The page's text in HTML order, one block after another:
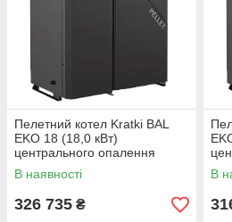
Пелетний котел Kratki BAL
EKO 18 (18,0 кВт)
центрального опалення
В наявності
326 735 ₴
В